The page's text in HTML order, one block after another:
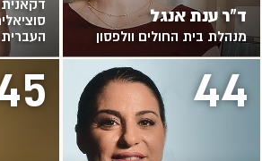
ד"ר ענת אנגל
מנהלת בית החולים וולפסון
העברית
44